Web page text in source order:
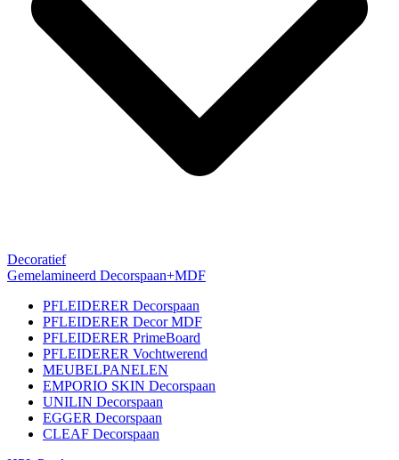
Decoratief
Gemelamineerd Decorspaan+MDF
PFLEIDERER Decorspaan
PFLEIDERER Decor MDF
PFLEIDERER PrimeBoard
PFLEIDERER Vochtwerend
MEUBELPANELEN
EMPORIO SKIN Decorspaan
UNILIN Decorspaan
EGGER Decorspaan
CLEAF Decorspaan